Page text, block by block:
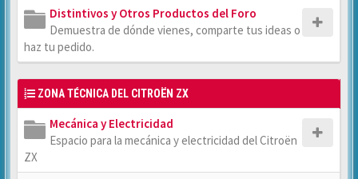
Distintivos y Otros Productos del Foro
Demuestra de dónde vienes, comparte tus ideas o
haz tu pedido.
ZONA TÉCNICA DEL CITROËN ZX
Mecánica y Electricidad
Espacio para la mecánica y electricidad del Citroën
ZX